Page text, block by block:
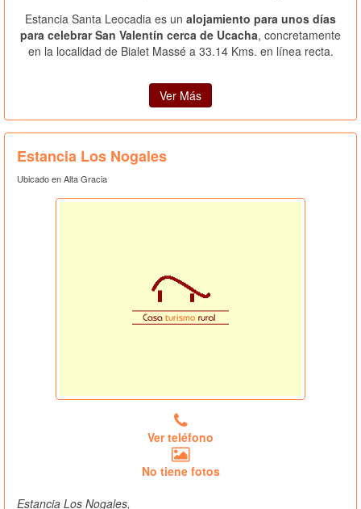
Estancia Santa Leocadia es un alojamiento para unos días
para celebrar San Valentín cerca de Ucacha, concretamente
en la localidad de Bialet Massé a 33.14 Kms. en línea recta.
Ver Más
Estancia Los Nogales
Ubicado en Alta Gracia
Ver teléfono
No tiene fotos
Estancia Los Nogales,